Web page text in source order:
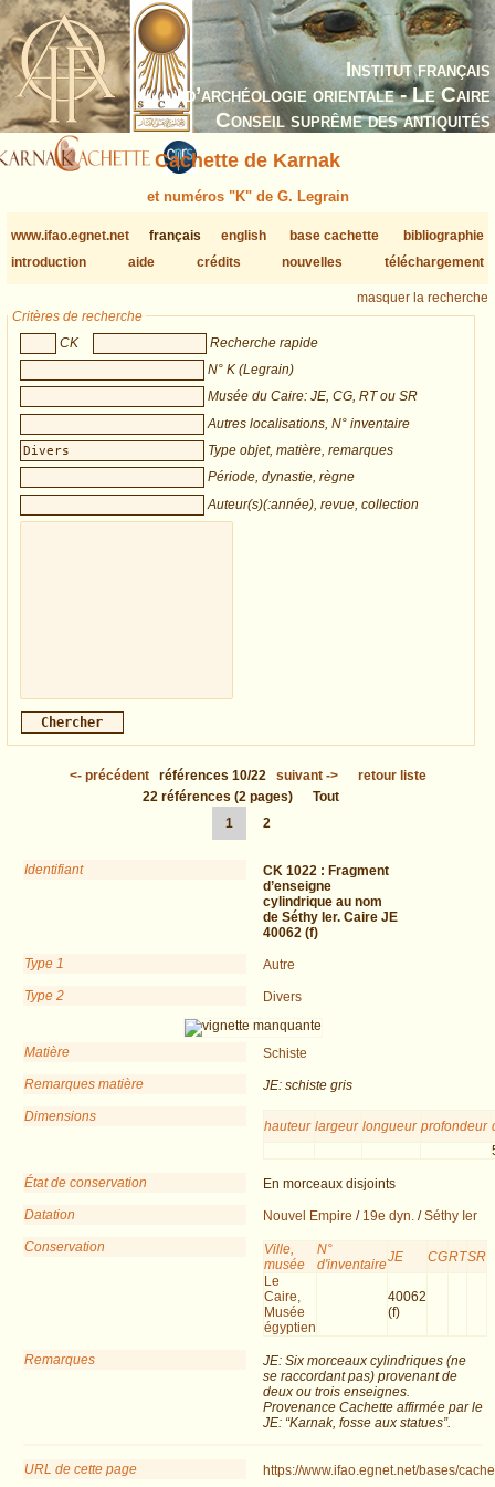
Institut français
d’archéologie orientale - Le Caire
Conseil suprême des antiquités
Cachette de Karnak
et numéros "K" de G. Legrain
www.ifao.egnet.net français english base cachette
bibliographie
introduction
aide crédits nouvelles téléchargement
masquer la recherche
Critères de recherche
CK
Recherche rapide
N° K (Legrain)
Musée du Caire: JE, CG, RT ou SR
Autres localisations, N° inventaire
Type objet, matière, remarques
Période, dynastie, règne
Auteur(s)(:année), revue, collection
<- précédent références 10/22 suivant->
retour liste
22 références (2 pages)
Tout
1
2
Identifiant CK 1022 : Fragment
d’enseigne
cylindrique au nom
de Séthy Ier. Caire JE
40062 (f)
Type 1
Autre
Type 2
Divers
Matière
Schiste
Remarques matière
JE: schiste gris
Dimensions
hauteur largeur longueur profondeur
État de conservation
En morceaux disjoints
Datation
Nouvel Empire / 19e dyn. /Séthy Ier
Conservation
Ville,
musée
N°
d'inventaireJE CGRTSR
Le
Caire,
Musée
égyptien
40062
(f)
Remarques
JE: Six morceaux cylindriques (ne
se raccordant pas) provenant de
deux ou trois enseignes.
Provenance Cachette affirmée par le
JE: “Karnak, fosse aux statues”.
URL de cette page https://www.ifao.egnet.net/bases/